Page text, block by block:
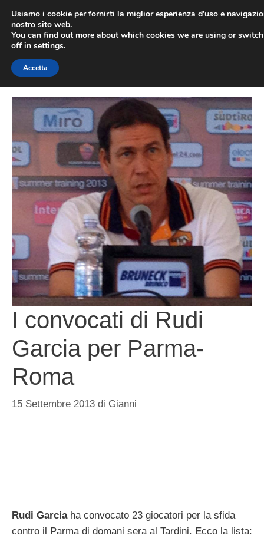
contenuto
I convocati di Rudi
Garcia per Parma-
Roma
15 Settembre 2013 di Gianni
Rudi Garciaha convocato 23 giocatori per la sfida
contro il Parma di domani sera al Tardini. Ecco la lista:
Usiamo i cookie per fornirti la miglior esperienza d'uso e
nostro sito web.
You can find out more about which cookies we are using or
off in settings.
Accetta